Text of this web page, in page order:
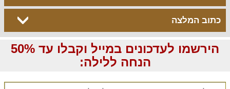
כתוב המלצה
הירשמו לעדכונים במייל וקבלו עד 50%
הנחה ללילה: